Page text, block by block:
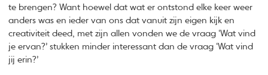
te brengen? Want hoewel dat wat er ontstond elke keer weer
anders was en ieder van ons dat vanuit zijn eigen kijk en
creativiteit deed, met zijn allen vonden we de vraag ‘Wat vind
je ervan?’ stukken minder interessant dan de vraag ‘Wat vind
jij erin?’